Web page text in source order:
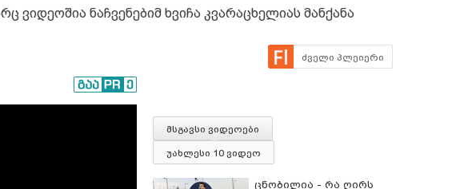
ნაჩვენებიმ ხვიჩა კვარაცხელიას მანქანა
ძველი პლეიერი
მსგავსი ვიდეოები
უახლესი 10 ვიდეო
ცნობილია - რა ღირს